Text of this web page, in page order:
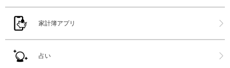
家計簿アプリ
占い